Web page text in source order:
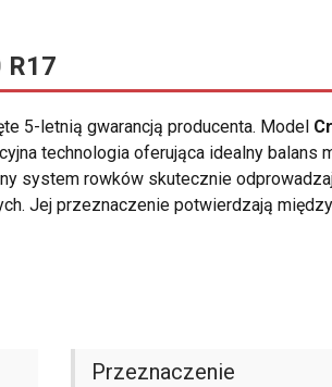
R17
5-letnią gwarancją producenta. Model
technologia oferująca idealny balans
system rowków skutecznie
Jej przeznaczenie potwierdzają
Przeznaczenie